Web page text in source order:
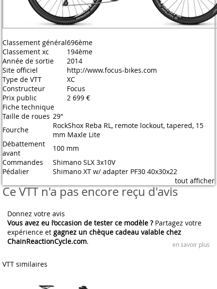
Classement général696ème
Classement xc
194ème
Année de sortie
2014
Site officiel
http://www.focus-bikes.com
Type de VTT
XC
Constructeur
Focus
Prix public
2 699 €
Fiche technique
Taille de roues 29"
Fourche
RockShox Reba RL, remote lockout, tapered, 15
mm Maxle Lite
Débattement
avant
100 mm
Commandes
Shimano SLX 3x10V
Pédalier
Shimano XT w/ adapter PF30 40x30x22
tout afficher
Ce VTT n'a pas encore reçu d'avis
Donnez votre avis
Vous avez eu l’occasion de tester ce modèle ?Partagez votre
expérience et gagnez un chèque cadeau valable chez
ChainReactionCycle.com. en savoir plus
VTT similaires